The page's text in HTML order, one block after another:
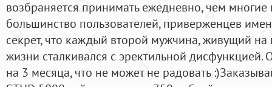
возбраняется принимать ежедневно, чем многие
большинство пользователей, приверженцев
секрет, что каждый второй мужчина, живущий
жизни сталкивался с эректильной
на 3 месяца, что не может не радовать